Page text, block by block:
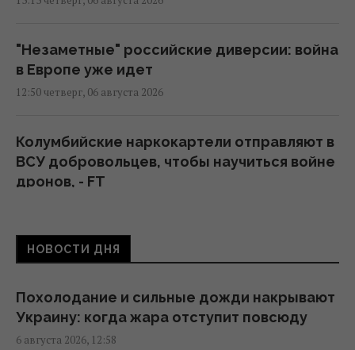
"Незаметные" российские диверсии: война
в Европе уже идет
12:50 четверг, 06 августа 2026
Колумбийские наркокартели отправляют в
ВСУ добровольцев, чтобы научиться войне
дронов, - FT
Военное сотрудничество вышло на новый
цели для ударов
11:44 четверг, 06 августа 2026
НОВОСТИ ДНЯ
Похолодание и сильные дожди накрывают
Украину: когда жара отступит повсюду
6 августа 2026, 12:58